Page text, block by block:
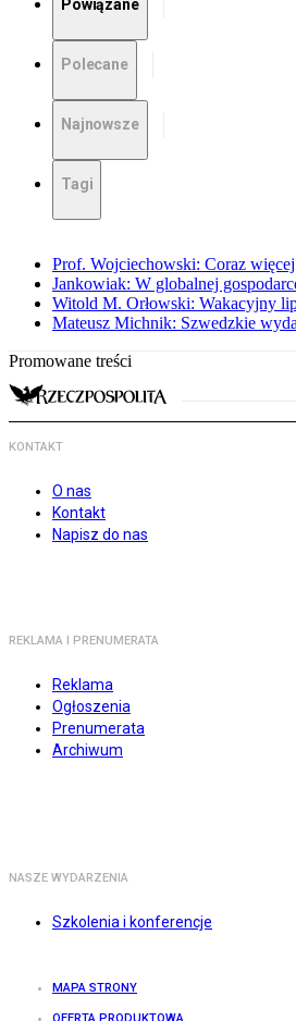
Powiązane
Polecane
Najnowsze
Tagi
Prof. Wojciechowski: Coraz więcej
Jankowiak: W globalnej
Witold M. Orłowski: Wakacyjny
Mateusz Michnik: Szwedzkie
Promowane treści
KONTAKT
O nas
Kontakt
Napisz do nas
REKLAMA I PRENUMERATA
Reklama
Ogłoszenia
Prenumerata
Archiwum
NASZE WYDARZENIA
Szkolenia i konferencje
MAPA STRONY